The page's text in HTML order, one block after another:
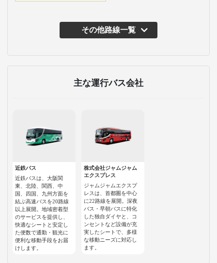
その他路線一覧
主な運行バス会社
近鉄バス
近鉄バスは、大阪関
東、北陸、関西、中
国、四国、九州方面を
結ぶ高速バスを20路線
以上展開。地域密着型
のサービスを提供し、
快適なシートと安定し
た便数で通勤・観光に
便利な移動手段をお届
けします。
株式会社ジャムジャム
エクスプレス
ジャムジャムエクスプ
レスは、首都圏を中心
に22路線を展開。深夜
バス・早朝バスに特化
した独自ダイヤと、コ
ンセントなど設備が充
実したシートで、多様
な移動ニーズに対応し
ます。